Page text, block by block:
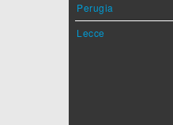
Perugia
Lecce